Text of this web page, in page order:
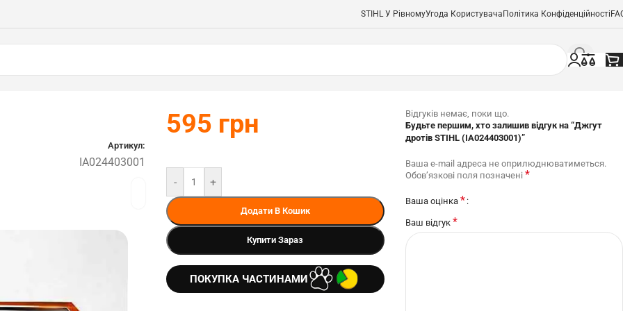
STIHL У РівномуУгода Користувача Політика Конфіденційності
Артикул:
IA024403001
595 грн
- +
Додати В Кошик
Купити Зараз
ПОКУПКА ЧАСТИНАМИ
Відгуків немає, поки що.
Будьте першим, хто залишив відгук на “Джгут
дротів STIHL (IA024403001)”
Ваша e-mail адреса не оприлюднюватиметься.
Обов’язкові поля позначені *
Ваша оцінка *
Ваш відгук *